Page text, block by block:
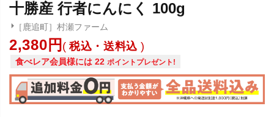
十勝産 行者にんにく 100g
［鹿追町］村瀬ファーム
2,380 税込・送料込
食べレア会員様には 22 ポイントプレゼント!